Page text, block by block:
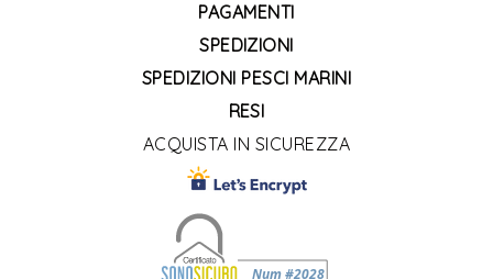
PAGAMENTI
SPEDIZIONI
SPEDIZIONI PESCI MARINI
RESI
ACQUISTA IN SICUREZZA